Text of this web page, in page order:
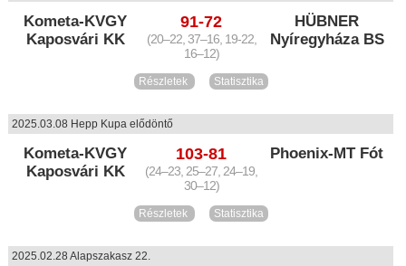
Kometa-KVGY
Kaposvári KK
91-72
(20–22, 37–16, 19-22,
16–12)
HÜBNER
Nyíregyháza BS
Részletek Statisztika
2025.03.08 Hepp Kupa elődöntő
Kometa-KVGY
Kaposvári KK
103-81
(24–23, 25–27, 24–19,
30–12)
Phoenix-MT Fót
Részletek Statisztika
2025.02.28 Alapszakasz 22.